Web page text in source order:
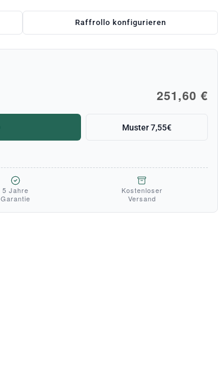
Raffrollo konfigurieren
251,60 €
Muster 7,55€
5 Jahre
Garantie
Kostenloser
Versand